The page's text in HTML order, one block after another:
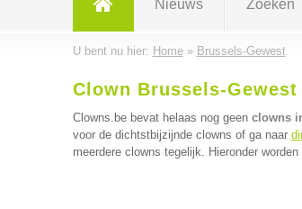
Nieuws Zoeken
U bent nu hier: Home» Brussels-Gewest
Clown Brussels-Gewest
Clowns.be bevat helaas nog geen clowns
voor de dichtstbijzijnde clowns of ga naar
meerdere clowns tegelijk. Hieronder